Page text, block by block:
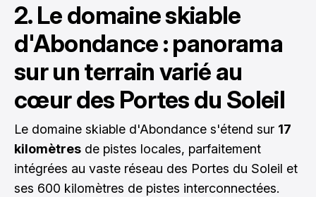
2. Le domaine skiable
d'Abondance : panorama
sur un terrain varié au
cœur des Portes du Soleil
Le domaine skiable d'Abondance s'étend sur 17
kilomètres de pistes locales, parfaitement
intégrées au vaste réseau des Portes du Soleil et
ses 600 kilomètres de pistes interconnectées.